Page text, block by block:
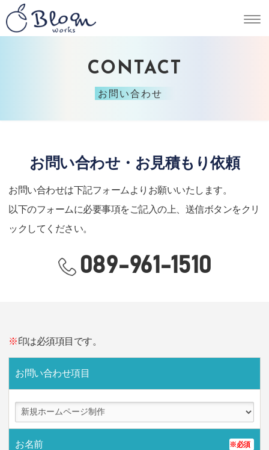
CONTACT
お問い合わせ
お問い合わせ・お見積もり依頼
お問い合わせは下記フォームよりお願いいたします。
以下のフォームに必要事項をご記入の上、送信ボタンをクリ
ックしてください。
089-961-1510
※印は必須項目です。
お問い合わせ項目
お名前 ※必須